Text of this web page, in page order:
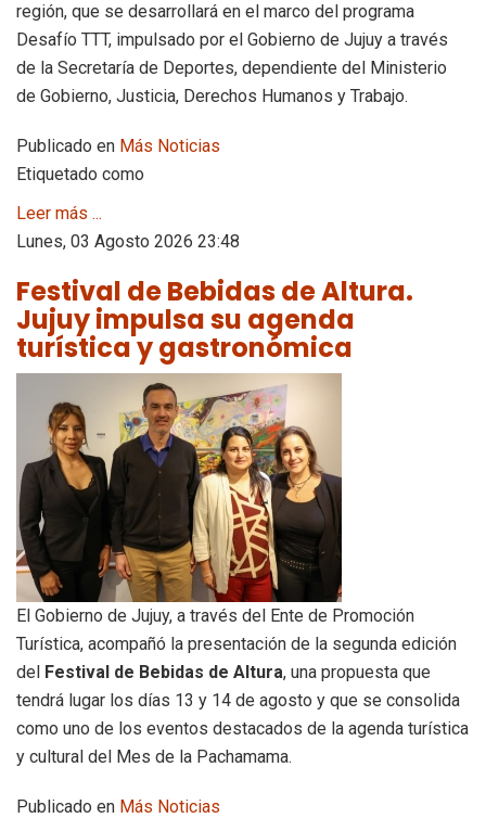
región, que se desarrollará en el marco del programa
Desafío TTT, impulsado por el Gobierno de Jujuy a través
de la Secretaría de Deportes, dependiente del Ministerio
de Gobierno, Justicia, Derechos Humanos y Trabajo.
Publicado en Más Noticias
Etiquetado como
Leer más ...
Lunes, 03 Agosto 2026 23:48
Festival de Bebidas de Altura.
Jujuy impulsa su agenda
turística y gastronómica
El Gobierno de Jujuy, a través del Ente de Promoción
Turística, acompañó la presentación de la segunda edición
del Festival de Bebidas de Altura, una propuesta que
tendrá lugar los días 13 y 14 de agosto y que se consolida
como uno de los eventos destacados de la agenda turística
y cultural del Mes de la Pachamama.
Publicado en Más Noticias